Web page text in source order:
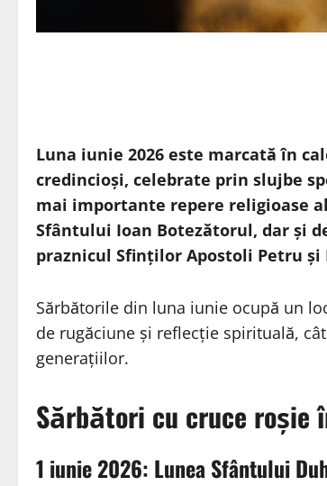
Luna iunie 2026 este marcată în
credincioși, celebrate prin slujbe
mai importante repere religioase
Sfântului Ioan Botezătorul, dar și
praznicul Sfinților Apostoli Petru
Sărbătorile din luna iunie ocupă un
de rugăciune și reflecție spirituală,
generațiilor.
Sărbători cu cruce roșie
1 iunie 2026: Lunea Sfântului